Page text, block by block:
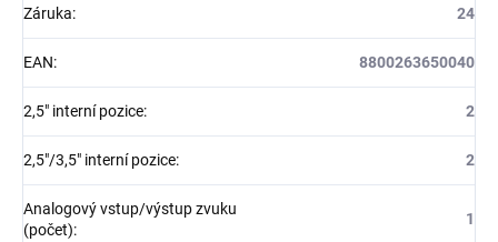
Záruka: 24
EAN: 8800263650040
2,5" interní pozice: 2
2,5"/3,5" interní pozice: 2
Analogový vstup/výstup zvuku
(počet):
1